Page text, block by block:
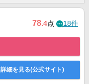
78.4点 18件
詳細を見る(公式サイト)